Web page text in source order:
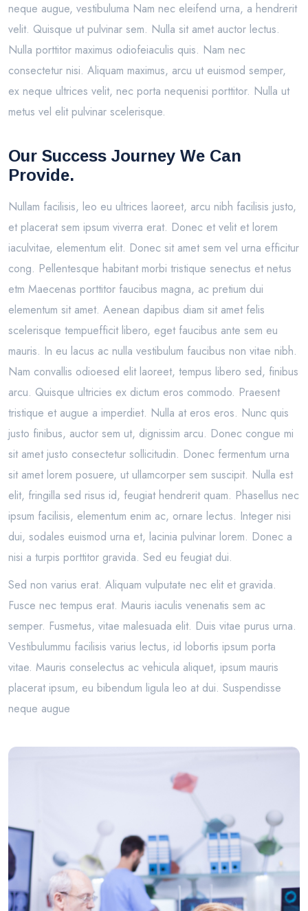
neque augue, vestibuluma Nam nec eleifend urna, a hendrerit
velit. Quisque ut pulvinar sem. Nulla sit amet auctor lectus.
Nulla porttitor maximus odiofeiaculis quis. Nam nec
consectetur nisi. Aliquam maximus, arcu ut euismod semper,
ex neque ultrices velit, nec porta nequenisi porttitor. Nulla ut
metus vel elit pulvinar scelerisque.
Our Success Journey We Can
Provide.
Nullam facilisis, leo eu ultrices laoreet, arcu nibh facilisis justo,
et placerat sem ipsum viverra erat. Donec et velit et lorem
iaculvitae, elementum elit. Donec sit amet sem vel urna efficitur
cong. Pellentesque habitant morbi tristique senectus et netus
etm Maecenas porttitor faucibus magna, ac pretium dui
elementum sit amet. Aenean dapibus diam sit amet felis
scelerisque tempuefficit libero, eget faucibus ante sem eu
mauris. In eu lacus ac nulla vestibulum faucibus non vitae nibh.
Nam convallis odioesed elit laoreet, tempus libero sed, finibus
arcu. Quisque ultricies ex dictum eros commodo. Praesent
tristique et augue a imperdiet. Nulla at eros eros. Nunc quis
justo finibus, auctor sem ut, dignissim arcu. Donec congue mi
sit amet justo consectetur sollicitudin. Donec fermentum urna
sit amet lorem posuere, ut ullamcorper sem suscipit. Nulla est
elit, fringilla sed risus id, feugiat hendrerit quam. Phasellus nec
ipsum facilisis, elementum enim ac, ornare lectus. Integer nisi
dui, sodales euismod urna et, lacinia pulvinar lorem. Donec a
nisi a turpis porttitor gravida. Sed eu feugiat dui.
Sed non varius erat. Aliquam vulputate nec elit et gravida.
Fusce nec tempus erat. Mauris iaculis venenatis sem ac
semper. Fusmetus, vitae malesuada elit. Duis vitae purus urna.
Vestibulummu facilisis varius lectus, id lobortis ipsum porta
vitae. Mauris conselectus ac vehicula aliquet, ipsum mauris
placerat ipsum, eu bibendum ligula leo at dui. Suspendisse
neque augue